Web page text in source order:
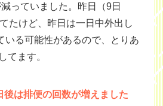
っていました。昨日（9日
たけど、昨日は一日中外出し
いる可能性があるので、とりあ
てます。
後は排便の回数が増えました